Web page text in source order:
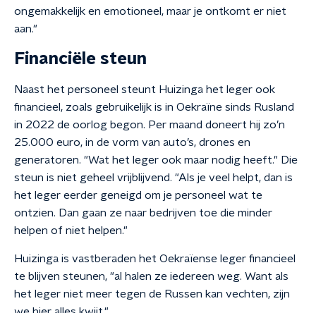
ongemakkelijk en emotioneel, maar je ontkomt er niet
aan."
Financiële steun
Naast het personeel steunt Huizinga het leger ook
financieel, zoals gebruikelijk is in Oekraïne sinds Rusland
in 2022 de oorlog begon. Per maand doneert hij zo’n
25.000 euro, in de vorm van auto’s, drones en
generatoren. "Wat het leger ook maar nodig heeft." Die
steun is niet geheel vrijblijvend. "Als je veel helpt, dan is
het leger eerder geneigd om je personeel wat te
ontzien. Dan gaan ze naar bedrijven toe die minder
helpen of niet helpen."
Huizinga is vastberaden het Oekraïense leger financieel
te blijven steunen, "al halen ze iedereen weg. Want als
het leger niet meer tegen de Russen kan vechten, zijn